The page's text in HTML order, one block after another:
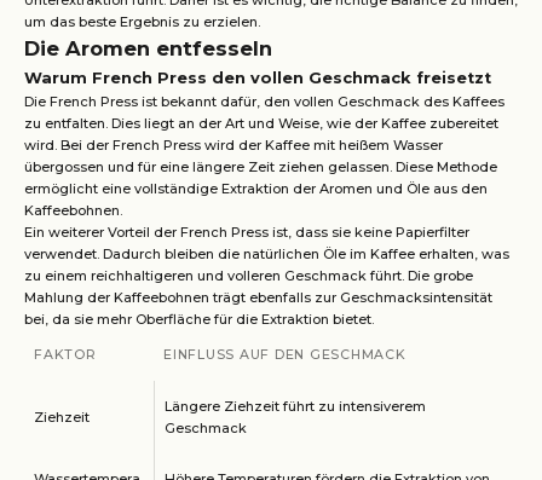
um das beste Ergebnis zu erzielen.
Die Aromen entfesseln
Warum French Press den vollen Geschmack freisetzt
Die French Press ist bekannt dafür, den vollen Geschmack des Kaffees
zu entfalten. Dies liegt an der Art und Weise, wie der Kaffee zubereitet
wird. Bei der French Press wird der Kaffee mit heißem Wasser
übergossen und für eine längere Zeit ziehen gelassen. Diese Methode
ermöglicht eine vollständige Extraktion der Aromen und Öle aus den
Kaffeebohnen.
Ein weiterer Vorteil der French Press ist, dass sie keine Papierfilter
verwendet. Dadurch bleiben die natürlichen Öle im Kaffee erhalten, was
zu einem reichhaltigeren und volleren Geschmack führt. Die grobe
Mahlung der Kaffeebohnen trägt ebenfalls zur Geschmacksintensität
bei, da sie mehr Oberfläche für die Extraktion bietet.
FAKTOR EINFLUSS AUF DEN GESCHMACK
Ziehzeit
Längere Ziehzeit führt zu intensiverem
Geschmack